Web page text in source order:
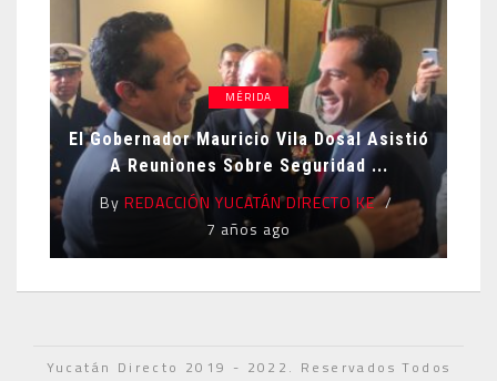
MÉRIDA
El Gobernador Mauricio Vila Dosal Asistió
A Reuniones Sobre Seguridad ...
By REDACCIÓN YUCATÁN DIRECTO KE
7 años ago
Yucatán Directo 2019 - 2022. Reservados Todos